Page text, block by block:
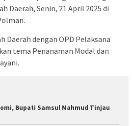
Daerah, Senin, 21 April 2025 di
Daerah dengan OPD Pelaksana
tema Penanaman Modal dan
Bupati Samsul Mahmud Tinjau